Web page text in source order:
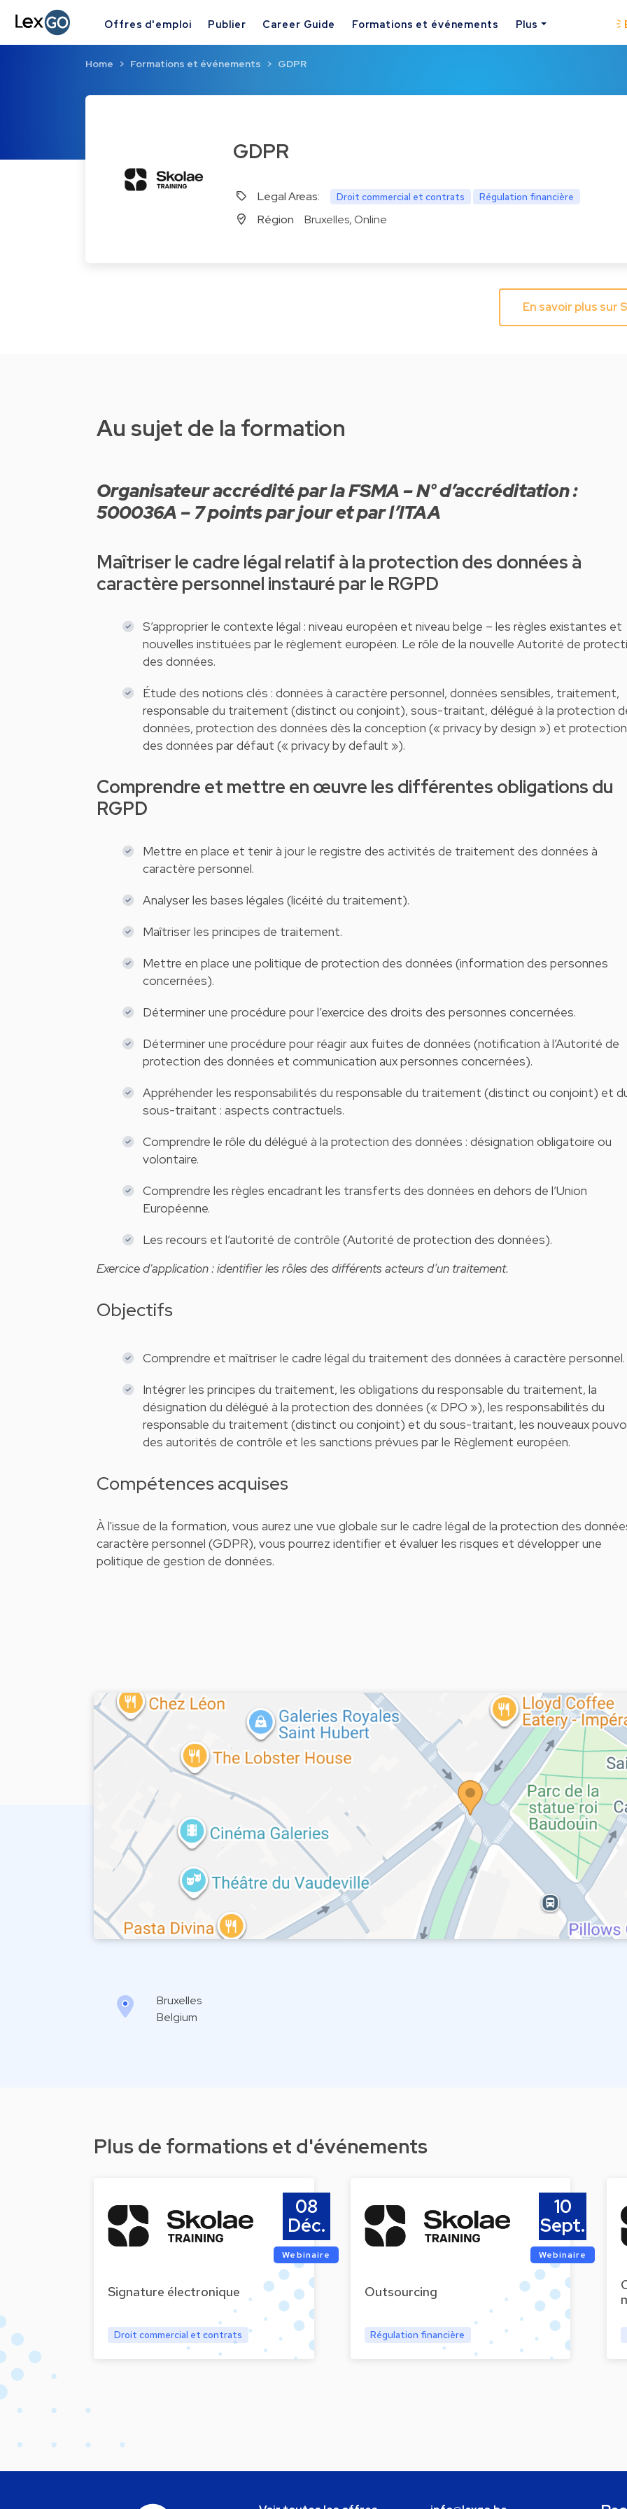
Offres d'emploi Publier Career Guide Formations et événements Plus
Home Formations et événements GDPR
GDPR
Legal Areas: Droit commercial et contrats Régulation financière
Région Bruxelles, Online
En savoir plus sur
Au sujet de la formation
Organisateur accrédité par la FSMA – N° d’accréditation :
500036A – 7 points par jour et par l’ITAA
Maîtriser le cadre légal relatif à la protection des données à
caractère personnel instauré par le RGPD
S’approprier le contexte légal : niveau européen et niveau belge – les règles existantes et
nouvelles instituées par le règlement européen. Le rôle de la nouvelle Autorité de
des données.
Étude des notions clés : données à caractère personnel, données sensibles, traitement,
responsable du traitement (distinct ou conjoint), sous-traitant, délégué à la protection
données, protection des données dès la conception (« privacy by design ») et protection
des données par défaut (« privacy by default »).
Comprendre et mettre en œuvre les différentes obligations du
RGPD
Mettre en place et tenir à jour le registre des activités de traitement des données à
caractère personnel.
Analyser les bases légales (licéité du traitement).
Maîtriser les principes de traitement.
Mettre en place une politique de protection des données (information des personnes
concernées).
Déterminer une procédure pour l’exercice des droits des personnes concernées.
Déterminer une procédure pour réagir aux fuites de données (notification à l’Autorité de
protection des données et communication aux personnes concernées).
Appréhender les responsabilités du responsable du traitement (distinct ou conjoint) et
sous-traitant : aspects contractuels.
Comprendre le rôle du délégué à la protection des données : désignation obligatoire ou
volontaire.
Comprendre les règles encadrant les transferts des données en dehors de l’Union
Européenne.
Les recours et l’autorité de contrôle (Autorité de protection des données).
Exercice d'application : identifier les rôles des différents acteurs d’un traitement.
Objectifs
Comprendre et maîtriser le cadre légal du traitement des données à caractère personnel.
Intégrer les principes du traitement, les obligations du responsable du traitement, la
désignation du délégué à la protection des données (« DPO »), les responsabilités du
responsable du traitement (distinct ou conjoint) et du sous-traitant, les nouveaux
des autorités de contrôle et les sanctions prévues par le Règlement européen.
Compétences acquises
À l'issue de la formation, vous aurez une vue globale sur le cadre légal de la protection des
caractère personnel (GDPR), vous pourrez identifier et évaluer les risques et développer une
politique de gestion de données.
Bruxelles
Belgium
Plus de formations et d'événements
Signature électronique
Droit commercial et contrats
08
Déc.
Webinaire
Outsourcing
Régulation financière
10
Sept.
Webinaire